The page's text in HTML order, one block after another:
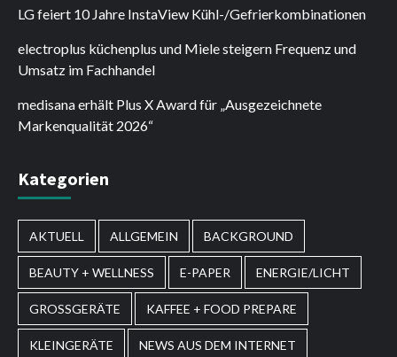
LG feiert 10 Jahre InstaView Kühl-/Gefrierkombinationen
electroplus küchenplus und Miele steigern Frequenz und
Umsatz im Fachhandel
medisana erhält Plus X Award für „Ausgezeichnete
Markenqualität 2026“
Kategorien
AKTUELL ALLGEMEIN BACKGROUND
BEAUTY + WELLNESS E-PAPER ENERGIE/LICHT
GROSSGERÄTE KAFFEE + FOOD PREPARE
KLEINGERÄTE NEWS AUS DEM INTERNET